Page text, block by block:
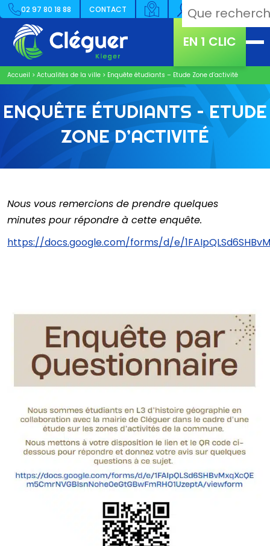
02 97 80 18 88 CONTACT
EN 1 CLIC
Accueil > Actualités de la ville > Enquête étudiants – Etude Zone d’activité
ENQUÊTE ÉTUDIANTS – ETUDE
ZONE D’ACTIVITÉ
Nous vous remercions de prendre quelques
minutes pour répondre à cette enquête.
https://docs.google.com/forms/d/e/